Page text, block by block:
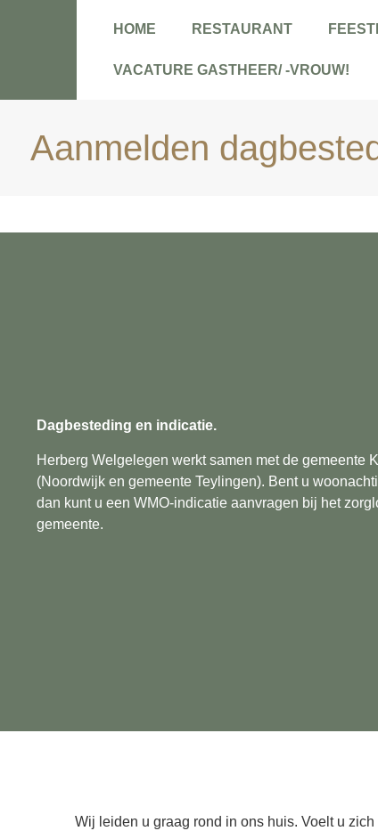
HOME RESTAURANT
VACATURE GASTHEER/ -VROUW!
Aanmelden
Dagbesteding en indicatie.
Herberg Welgelegen werkt samen met de gemeente
(Noordwijk en gemeente Teylingen). Bent u
dan kunt u een WMO-indicatie aanvragen bij het
gemeente.
Wij leiden u graag rond in ons huis. Voelt u